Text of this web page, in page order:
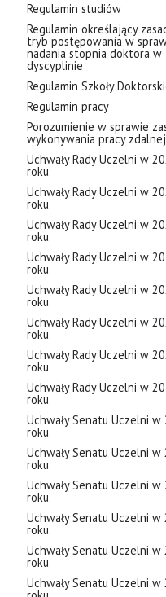
Regulamin studiów
Regulamin określający
tryb postępowania w
nadania stopnia doktora w
dyscyplinie
Regulamin Szkoły
Regulamin pracy
Porozumienie w sprawie
wykonywania pracy zdalnej
Uchwały Rady Uczelni w
roku
Uchwały Rady Uczelni w
roku
Uchwały Rady Uczelni w
roku
Uchwały Rady Uczelni w
roku
Uchwały Rady Uczelni w
roku
Uchwały Rady Uczelni w
roku
Uchwały Rady Uczelni w
roku
Uchwały Rady Uczelni w
roku
Uchwały Senatu Uczelni w
roku
Uchwały Senatu Uczelni w
roku
Uchwały Senatu Uczelni w
roku
Uchwały Senatu Uczelni w
roku
Uchwały Senatu Uczelni w
roku
Uchwały Senatu Uczelni w